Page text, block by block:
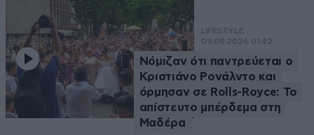
LIFESTYLE
09·08·2026 01:42
Νόμιζαν ότι παντρεύεται ο
Κριστιάνο Ρονάλντο και
όρμησαν σε Rolls-Royce: Το
απίστευτο μπέρδεμα στη
Μαδέρα